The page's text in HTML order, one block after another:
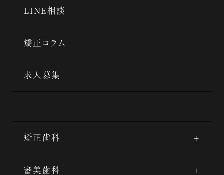
LINE相談
矯正コラム
求人募集
矯正歯科
審美歯科